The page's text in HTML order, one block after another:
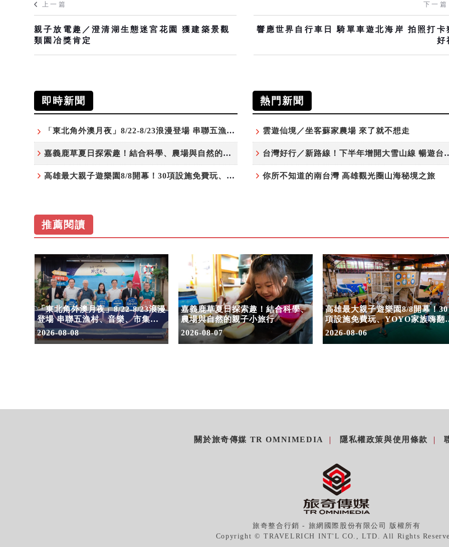
上一篇
親子放電趣／澄清湖生態迷宮花園 獲建築景觀
類園冶獎肯定
下一篇
響應世界自行車日 騎單車遊北海岸 拍照打卡
好
即時新聞
「東北角外澳月夜」8/22-8/23浪漫登場 串聯五漁村、音樂、市集、火舞與慢旅共度夏夜
嘉義鹿草夏日探索趣！結合科學、農場與自然的親子小旅行
高雄最大親子遊樂園8/8開幕！30項設施免費玩、YOYO家族嗨翻暑假
熱門新聞
雲遊仙境／坐客蘇家農場 來了就不想走
台灣好行／新路線！下
你所不知道的南台灣 高雄觀光圈山海秘境之旅
推薦閱讀
「東北角外澳月夜」8/22-8/23浪漫
登場 串聯五漁村、音樂、市集、
火舞與慢旅共度夏夜
2026-08-08
嘉義鹿草夏日探索趣！結合科學、
農場與自然的親子小旅行
2026-08-07
高雄最大親子遊樂園8/8開幕！30
項設施免費玩、YOYO家族嗨翻
假
2026-08-06
關於旅奇傳媒 TR OMNIMEDIA 隱私權政策與使用條款
旅奇整合行銷 - 旅網國際股份有限公司 版權所有
Copyright © TRAVELRICH INT'L CO., LTD. All Rights